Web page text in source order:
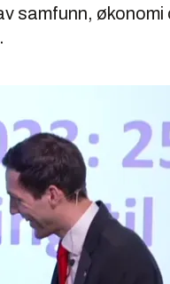
samfunn, økonomi